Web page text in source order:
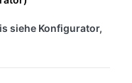
siehe Konfigurator,